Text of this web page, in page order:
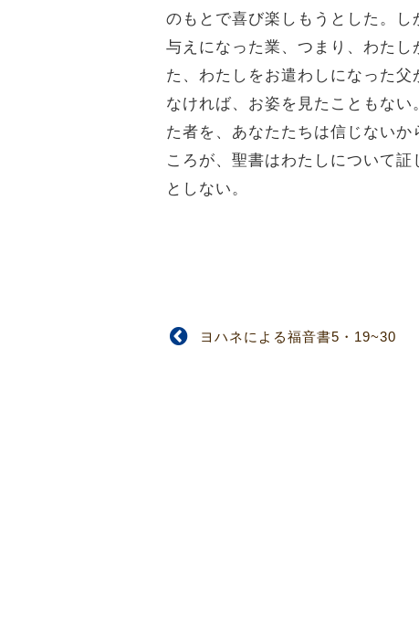
のもとで喜び楽しもうとした。
し
与えになった業、つまり、わたし
た、わたしをお遣わしになった
なければ、お姿を見たこともない
た者を、あなたたちは信じないか
ころが、聖書はわたしについて証
としない。
ヨハネによる福音書5・19~30